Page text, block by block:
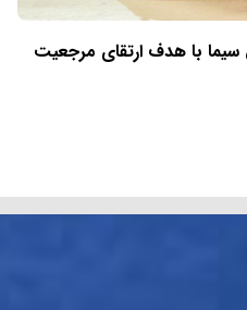
سیما با هدف ارتقای مرجعیت